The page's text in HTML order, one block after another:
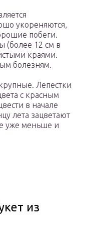
укореняются,
побеги.
(более 12 см в
краями.
болезням.
Лепестки
с красным
в начале
лета зацветают
уже меньше и
из